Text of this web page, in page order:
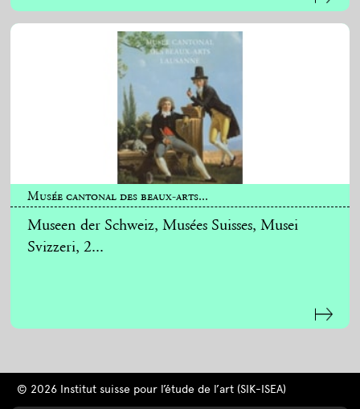
Musée cantonal des beaux-arts...
Museen der Schweiz, Musées Suisses, Musei
Svizzeri, 2...
© 2026 Institut suisse pour l’étude de l’art (SIK-ISEA)